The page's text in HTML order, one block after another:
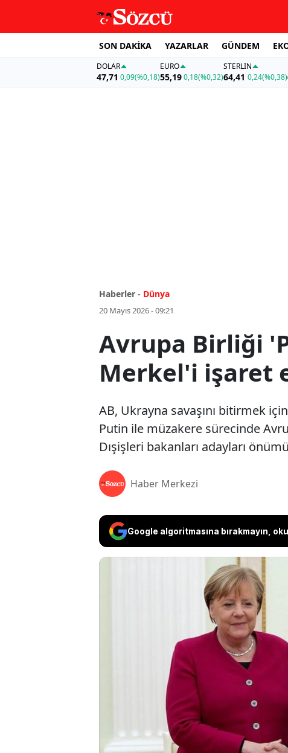
SON DAKİKA YAZARLAR GÜNDEM
DOLAR
47,71 0,09(%0,18)
EURO
55,19 0,18(%0,32)
STERLIN
64,41 0,24(%0,38)
Haberler - Dünya
20 Mayıs 2026 - 09:21
Avrupa Birliği
Merkel'i işaret
AB, Ukrayna savaşını bitirmek
Putin ile müzakere sürecinde
Dışişleri bakanları adayları
Haber Merkezi
Google algoritmasına bırakmayın,
AB, Ukrayna
yeniden açıyor.
sürecinde
Draghi gibi isimler
önümüzdeki hafta